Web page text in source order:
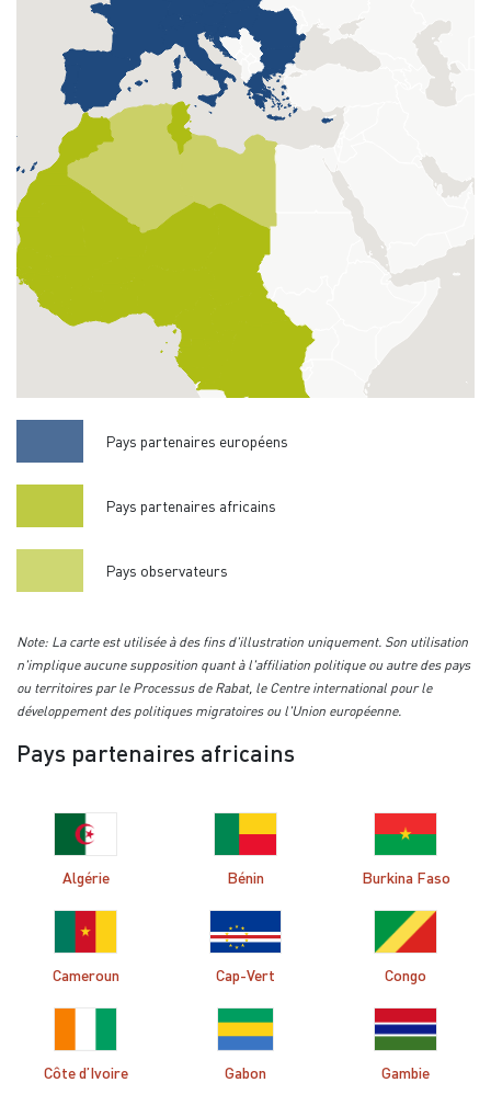
Pays partenaires européens
Pays partenaires africains
Pays observateurs
Note: La carte est utilisée à des fins d'illustration uniquement. Son utilisation
n'implique aucune supposition quant à l'affiliation politique ou autre des pays
ou territoires par le Processus de Rabat, le Centre international pour le
développement des politiques migratoires ou l'Union européenne.
Pays partenaires africains
Algérie Bénin Burkina Faso
Cameroun Cap-Vert Congo
Côte d’Ivoire Gabon Gambie